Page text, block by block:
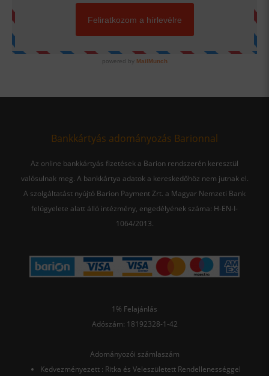
Bankkártyás adományozás Barionnal
Az online bankkártyás fizetések a Barion rendszerén keresztül
valósulnak meg. A bankkártya adatok a kereskedőhöz nem jutnak el.
A szolgáltatást nyújtó Barion Payment Zrt. a Magyar Nemzeti Bank
felügyelete alatt álló intézmény, engedélyének száma: H-EN-I-
1064/2013.
1% Felajánlás
Adószám: 18192328-1-42
Adományozói számlaszám
Kedvezményezett : Ritka és Veleszületett Rendellenességgel